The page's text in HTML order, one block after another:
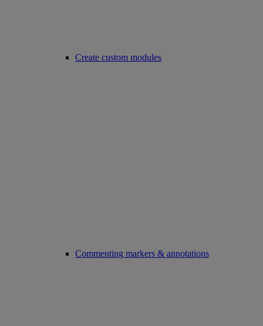
Create custom modules
Commenting markers & annotations